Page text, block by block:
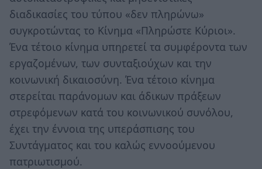
διαδικασίες του τύπου «δεν πληρώνω»
συγκροτώντας το Κίνημα «Πληρώστε Κύριοι».
Ένα τέτοιο κίνημα υπηρετεί τα συμφέροντα των
εργαζομένων, των συνταξιούχων και την
κοινωνική δικαιοσύνη. Ένα τέτοιο κίνημα
στερείται παράνομων και άδικων πράξεων
στρεφόμενων κατά του κοινωνικού συνόλου,
έχει την έννοια της υπεράσπισης του
Συντάγματος και του καλώς εννοούμενου
πατριωτισμού.